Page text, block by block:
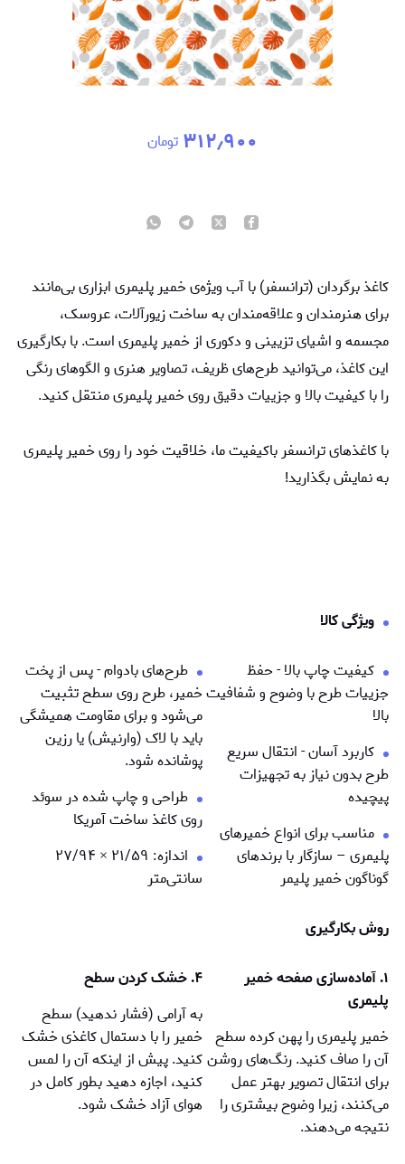
۳۱۲٫۹۰۰ تومان
کاغذ برگردان (ترانسفر) با آب ویژه‌ی خمیر پلیمری ابزاری بی‌مانند
برای هنرمندان و علاقه‌مندان به ساخت زیورآلات، عروسک،
مجسمه‌ و اشیای تزیینی و دکوری از خمیر پلیمری است. با بکارگیری
این کاغذ، می‌توانید طرح‌های ظریف، تصاویر هنری و الگوهای رنگی
را با کیفیت بالا و جزییات دقیق روی خمیر پلیمری منتقل کنید.
با کاغذهای ترانسفر باکیفیت ما، خلاقیت خود را روی خمیر پلیمری
به نمایش بگذارید!
ویژگی کالا
کیفیت چاپ بالا - حفظ
جزییات طرح با وضوح و شفافیت
بالا
کاربرد آسان - انتقال سریع
طرح بدون نیاز به تجهیزات
پیچیده
مناسب برای انواع خمیرهای
پلیمری – سازگار با برندهای
گوناگون خمیر پلیمر
طرح‌های بادوام - پس از پخت
خمیر، طرح روی سطح تثبیت
می‌شود و برای مقاومت همیشگی
باید با لاک (وارنیش) یا رزین
پوشانده شود.
طراحی و چاپ شده در سوئد
روی کاغذ ساخت آمریکا
اندازه: ۲۱/۵۹
× ۲۷/۹۴
سانتی‌متر
روش بکارگیری
۱. آماده‌سازی صفحه خمیر
پلیمری
خمیر پلیمری را پهن کرده سطح
آن را صاف کنید. رنگ‌های روشن
برای انتقال تصویر بهتر عمل
می‌کنند، زیرا وضوح بیشتری را
نتیجه می‌دهند.
۴. خشک کردن سطح
به آرامی (فشار ندهید) سطح
خمیر را با دستمال کاغذی خشک
کنید. پیش از اینکه آن را لمس
کنید، اجازه دهید بطور کامل در
هوای آزاد خشک شود.